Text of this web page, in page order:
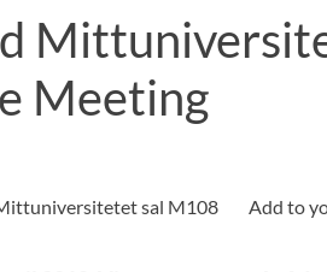
Meeting
sal M108